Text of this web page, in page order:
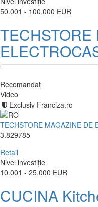
50.001 - 100.000 EUR
TECHSTORE
Recomandat
Video
Exclusiv Franciza.ro
TECHSTORE MAGAZINE DE
3.829785
Retail
Nivel investiție
10.001 - 25.000 EUR
CUCINA